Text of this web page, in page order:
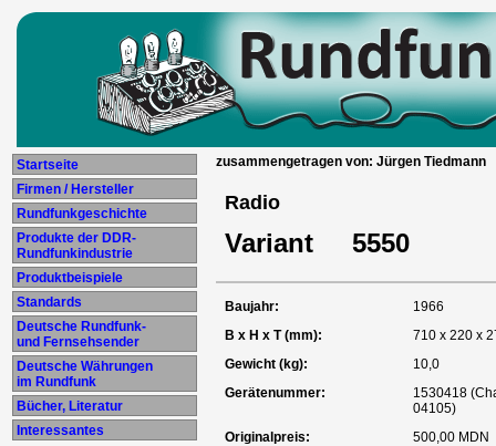
Startseite
Firmen / Hersteller
Rundfunkgeschichte
Produkte der DDR-
Rundfunkindustrie
Produktbeispiele
Standards
Deutsche Rundfunk-
und Fernsehsender
Deutsche Währungen
im Rundfunk
Bücher, Literatur
Interessantes
zusammengetragen von: Jürgen Tiedmann
Radio
Variant 5550
Baujahr:
1966
B x H x T (mm):
710 x 220 x
Gewicht (kg):
10,0
Gerätenummer:
1530418
04105)
Originalpreis:
500,00 MDN